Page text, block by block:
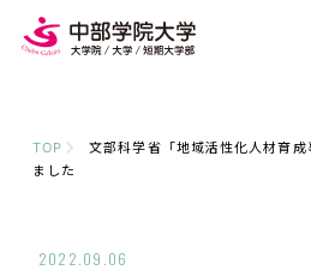
TOP
文部科学省「地域活性化人材育
ました
2022.09.06